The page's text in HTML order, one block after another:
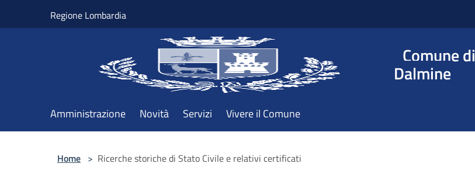
Regione Lombardia
Comune di
Dalmine
Amministrazione Novità Servizi Vivere il Comune
Home > Ricerche storiche di Stato Civile e relativi certificati